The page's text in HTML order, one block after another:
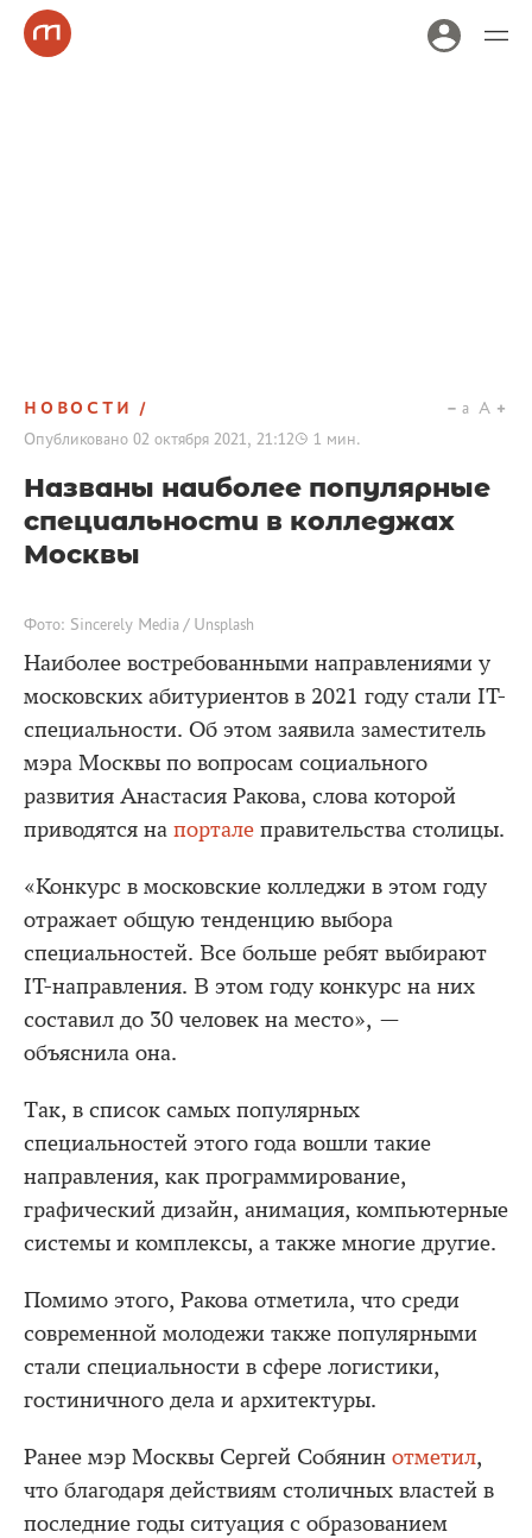
НОВОСТИ
Опубликовано 02 октября 2021, 21:12 1 мин.
a A
Названы наиболее популярные
специальности в колледжах
Москвы
Фото: Sincerely Media / Unsplash
Наиболее востребованными направлениями у
московских абитуриентов в 2021 году стали IT-
специальности. Об этом заявила заместитель
мэра Москвы по вопросам социального
развития Анастасия Ракова, слова которой
приводятся на портале правительства столицы.
«Конкурс в московские колледжи в этом году
отражает общую тенденцию выбора
специальностей. Все больше ребят выбирают
IT-направления. В этом году конкурс на них
составил до 30 человек на место», —
объяснила она.
Так, в список самых популярных
специальностей этого года вошли такие
направления, как программирование,
графический дизайн, анимация, компьютерные
системы и комплексы, а также многие другие.
Помимо этого, Ракова отметила, что среди
современной молодежи также популярными
стали специальности в сфере логистики,
гостиничного дела и архитектуры.
Ранее мэр Москвы Сергей Собянин отметил,
что благодаря действиям столичных властей в
последние годы ситуация с образованием